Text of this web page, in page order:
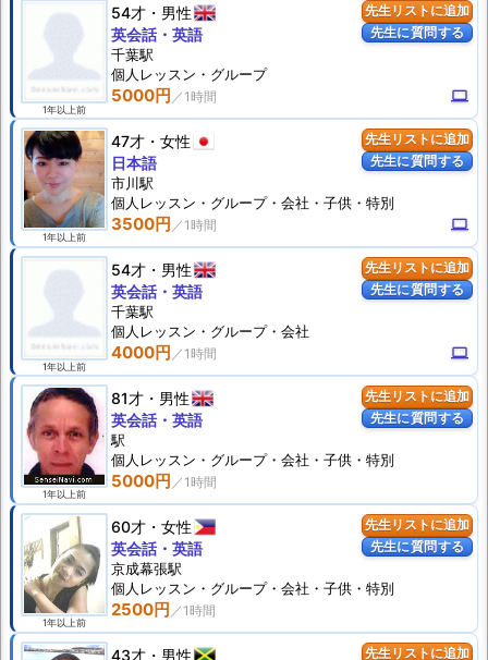
先生リストに追加
先生に質問する
1年以上前
54才 男性
5000円 computer
英会話・英語
千葉駅
個人 レッスン ・グループ
先生リストに追加
先生に質問する
1年以上前
47才 女性
3500円 computer
日本語
市川駅
個人 レッスン ・グループ・会社・子供・特別
先生リストに追加
先生に質問する
1年以上前
54才 男性
4000円 computer
英会話・英語
千葉駅
個人 レッスン ・グループ・会社
先生リストに追加
先生に質問する
1年以上前
81才 男性
5000円
英会話・英語
駅
個人 レッスン ・グループ・会社・子供・特別
先生リストに追加
先生に質問する
1年以上前
60才 女性
2500円
英会話・英語
京成幕張駅
個人 レッスン ・グループ・会社・子供・特別
先生リストに追加
43才 男性